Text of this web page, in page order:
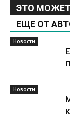
ЭТО
ЕЩЕ ОТ
Новости
Новости